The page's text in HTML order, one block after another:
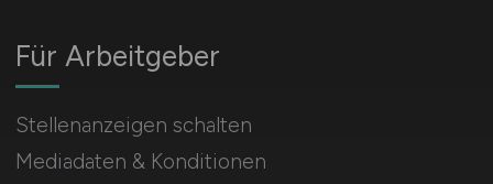
Für Arbeitgeber
Stellenanzeigen schalten
Mediadaten & Konditionen